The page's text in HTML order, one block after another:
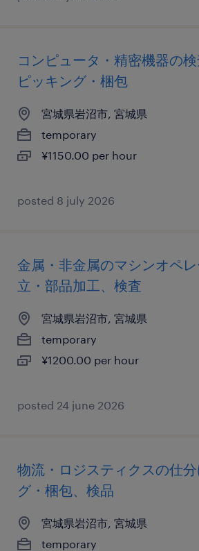
コンピュータ・精密機器の検
ピッキング・梱包
宮城県岩沼市, 宮城県
temporary
¥1150.00 per hour
posted 8 july 2026
金属・非金属のマシンオペ
立・部品加工、検査
宮城県岩沼市, 宮城県
temporary
¥1200.00 per hour
posted 24 june 2026
物流・ロジスティクスの仕
グ・梱包、検品
宮城県岩沼市, 宮城県
temporary